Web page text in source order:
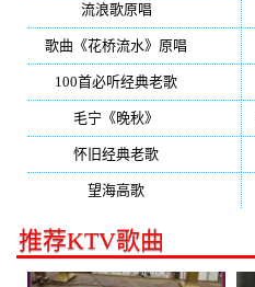
流浪歌原唱
歌曲《花桥流水》原唱
100首必听经典老歌
毛宁《晚秋》
怀旧经典老歌
望海高歌
推荐KTV歌曲